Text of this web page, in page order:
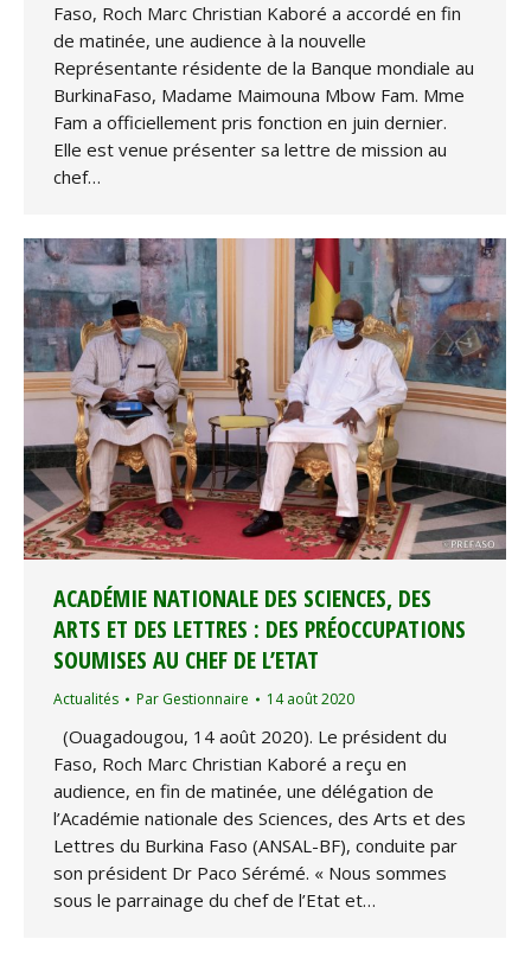
Faso, Roch Marc Christian Kaboré a accordé en fin
de matinée, une audience à la nouvelle
Représentante résidente de la Banque mondiale au
BurkinaFaso, Madame Maimouna Mbow Fam. Mme
Fam a officiellement pris fonction en juin dernier.
Elle est venue présenter sa lettre de mission au
chef…
ACADÉMIE NATIONALE DES SCIENCES, DES
ARTS ET DES LETTRES : DES PRÉOCCUPATIONS
SOUMISES AU CHEF DE L’ETAT
Actualités Par Gestionnaire 14 août 2020
(Ouagadougou, 14 août 2020). Le président du
Faso, Roch Marc Christian Kaboré a reçu en
audience, en fin de matinée, une délégation de
l’Académie nationale des Sciences, des Arts et des
Lettres du Burkina Faso (ANSAL-BF), conduite par
son président Dr Paco Sérémé. « Nous sommes
sous le parrainage du chef de l’Etat et…